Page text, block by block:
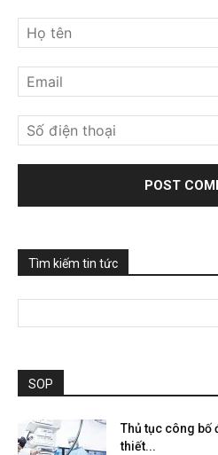
Tìm kiếm tin tức
SOP
Thủ tục công bố
thiết...